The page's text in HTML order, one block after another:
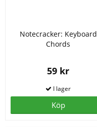
Notecracker: Keyboard
Chords
59 kr
Köp